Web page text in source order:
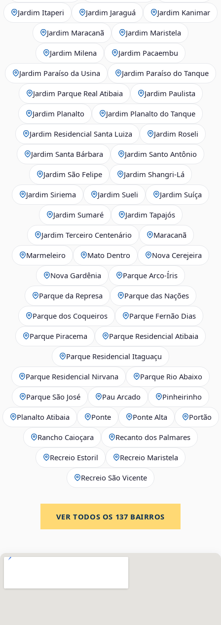
Jardim Itaperi Jardim Jaraguá Jardim Kanimar
Jardim Maracanã Jardim Maristela
Jardim Milena Jardim Pacaembu
Jardim Paraíso da Usina Jardim Paraíso do Tanque
Jardim Parque Real Atibaia Jardim Paulista
Jardim Planalto Jardim Planalto do Tanque
Jardim Residencial Santa Luiza Jardim Roseli
Jardim Santa Bárbara Jardim Santo Antônio
Jardim São Felipe Jardim Shangri-Lá
Jardim Siriema Jardim Sueli Jardim Suíça
Jardim Sumaré Jardim Tapajós
Jardim Terceiro Centenário Maracanã
Marmeleiro Mato Dentro Nova Cerejeira
Nova Gardênia Parque Arco-Íris
Parque da Represa Parque das Nações
Parque dos Coqueiros Parque Fernão Dias
Parque Piracema Parque Residencial Atibaia
Parque Residencial Itaguaçu
Parque Residencial Nirvana Parque Rio Abaixo
Parque São José Pau Arcado Pinheirinho
Planalto Atibaia Ponte Ponte Alta Portão
Rancho Caioçara Recanto dos Palmares
Recreio Estoril Recreio Maristela
Recreio São Vicente
VER TODOS OS 137 BAIRROS